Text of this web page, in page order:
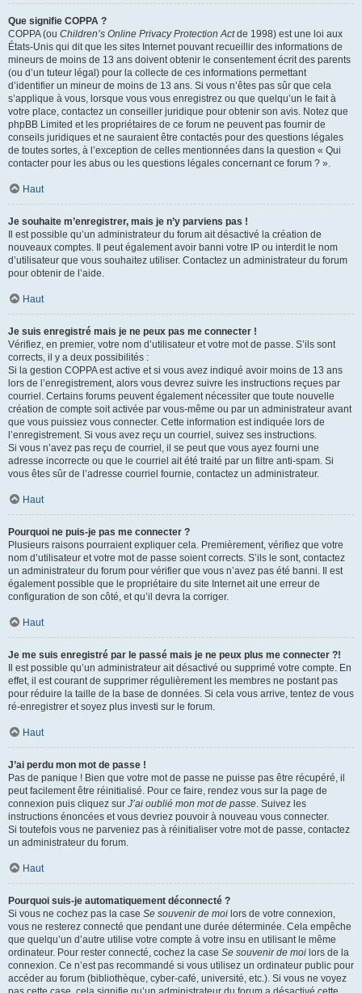
Que signifie COPPA ?
COPPA (ou Children’s Online Privacy Protection Actde 1998) est une loi aux
États-Unis qui dit que les sites Internet pouvant recueillir des informations de
mineurs de moins de 13 ans doivent obtenir le consentement écrit des parents
(ou d’un tuteur légal) pour la collecte de ces informations permettant
d’identifier un mineur de moins de 13 ans. Si vous n’êtes pas sûr que cela
s’applique à vous, lorsque vous vous enregistrez ou que quelqu’un le fait à
votre place, contactez un conseiller juridique pour obtenir son avis. Notez que
phpBB Limited et les propriétaires de ce forum ne peuvent pas fournir de
conseils juridiques et ne sauraient être contactés pour des questions légales
de toutes sortes, à l’exception de celles mentionnées dans la question « Qui
contacter pour les abus ou les questions légales concernant ce forum ? ».
Haut
Je souhaite m’enregistrer, mais je n’y parviens pas !
Il est possible qu’un administrateur du forum ait désactivé la création de
nouveaux comptes. Il peut également avoir banni votre IP ou interdit le nom
d’utilisateur que vous souhaitez utiliser. Contactez un administrateur du forum
pour obtenir de l’aide.
Haut
Je suis enregistré mais je ne peux pas me connecter !
Vérifiez, en premier, votre nom d’utilisateur et votre mot de passe. S’ils sont
corrects, il y a deux possibilités :
Si la gestion COPPA est active et si vous avez indiqué avoir moins de 13 ans
lors de l’enregistrement, alors vous devrez suivre les instructions reçues par
courriel. Certains forums peuvent également nécessiter que toute nouvelle
création de compte soit activée par vous-même ou par un administrateur avant
que vous puissiez vous connecter. Cette information est indiquée lors de
l’enregistrement. Si vous avez reçu un courriel, suivez ses instructions.
Si vous n’avez pas reçu de courriel, il se peut que vous ayez fourni une
adresse incorrecte ou que le courriel ait été traité par un filtre anti-spam. Si
vous êtes sûr de l’adresse courriel fournie, contactez un administrateur.
Haut
Pourquoi ne puis-je pas me connecter ?
Plusieurs raisons pourraient expliquer cela. Premièrement, vérifiez que votre
nom d’utilisateur et votre mot de passe soient corrects. S’ils le sont, contactez
un administrateur du forum pour vérifier que vous n’avez pas été banni. Il est
également possible que le propriétaire du site Internet ait une erreur de
configuration de son côté, et qu’il devra la corriger.
Haut
Je me suis enregistré par le passé mais je ne peux plus me connecter ?!
Il est possible qu’un administrateur ait désactivé ou supprimé votre compte. En
effet, il est courant de supprimer régulièrement les membres ne postant pas
pour réduire la taille de la base de données. Si cela vous arrive, tentez de vous
ré-enregistrer et soyez plus investi sur le forum.
Haut
J’ai perdu mon mot de passe !
Pas de panique ! Bien que votre mot de passe ne puisse pas être récupéré, il
peut facilement être réinitialisé. Pour ce faire, rendez vous sur la page de
connexion puis cliquez sur J’ai oublié mon mot de passe. Suivez les
instructions énoncées et vous devriez pouvoir à nouveau vous connecter.
Si toutefois vous ne parveniez pas à réinitialiser votre mot de passe, contactez
un administrateur du forum.
Haut
Pourquoi suis-je automatiquement déconnecté ?
Si vous ne cochez pas la case Se souvenir de moi lors de votre connexion,
vous ne resterez connecté que pendant une durée déterminée. Cela empêche
que quelqu’un d’autre utilise votre compte à votre insu en utilisant le même
ordinateur. Pour rester connecté, cochez la case Se souvenir de moi lors de la
connexion. Ce n’est pas recommandé si vous utilisez un ordinateur public pour
accéder au forum (bibliothèque, cyber-café, université, etc.). Si vous ne voyez